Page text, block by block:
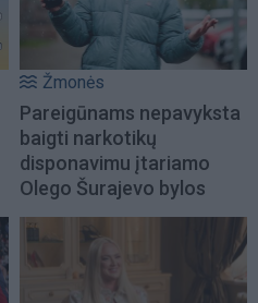
Žmonės
Pareigūnams nepavyksta
baigti narkotikų
disponavimu įtariamo
Olego Šurajevo bylos